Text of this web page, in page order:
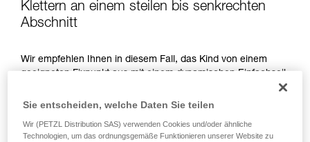
Klettern an einem steilen bis senkrechten
Abschnitt
Wir empfehlen Ihnen in diesem Fall, das Kind von einem
geeigneten Fixpunkt aus mit einem dynamischen Einfachseil
Sie entscheiden, welche Daten Sie teilen
Wir (PETZL Distribution SAS) verwenden Cookies und/oder ähnliche
Technologien, um das ordnungsgemäße Funktionieren unserer Website zu